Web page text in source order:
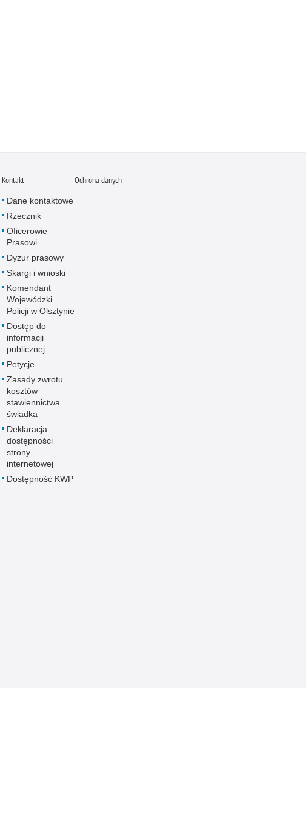
Kontakt
Dane kontaktowe
Rzecznik
Oficerowie
Prasowi
Dyżur prasowy
Skargi i wnioski
Komendant
Wojewódzki
Policji w Olsztynie
Dostęp do
informacji
publicznej
Petycje
Zasady zwrotu
kosztów
stawiennictwa
świadka
Deklaracja
dostępności
strony
internetowej
Dostępność KWP
Ochrona danych